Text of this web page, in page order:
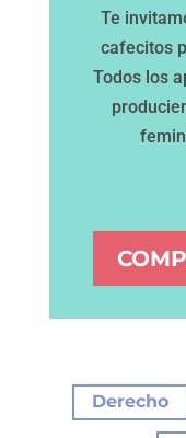
Te
cafecitos
Todos los
Derecho